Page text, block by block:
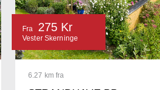
6.27 km fra
Fra 275 Kr
Vester Skerninge